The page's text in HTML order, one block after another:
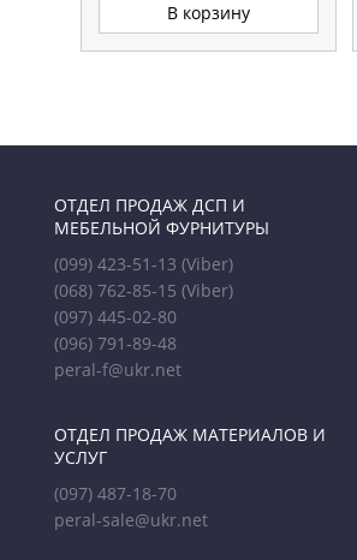
В корзину
ОТДЕЛ ПРОДАЖ ДСП И
МЕБЕЛЬНОЙ ФУРНИТУРЫ
(099) 423-51-13(Viber)
(068) 762-85-15(Viber)
(097) 445-02-80
(096) 791-89-48
peral-f@ukr.net
ОТДЕЛ ПРОДАЖ МАТЕРИАЛОВ И
УСЛУГ
(097) 487-18-70
peral-sale@ukr.net